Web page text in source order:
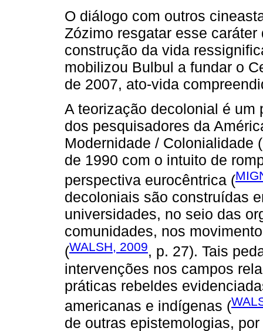
O diálogo com outros
Zózimo resgatar esse
construção da vida
mobilizou Bulbul a fundar o
de 2007, ato-vida
A teorização decolonial é
dos pesquisadores da
Modernidade / Colonialidade
de 1990 com o intuito de
perspectiva eurocêntrica (
decoloniais são construídas
universidades, no seio das
comunidades, nos
(WALSH, 2009, p. 27). Tais
intervenções nos campos
práticas rebeldes
americanas e indígenas (
de outras epistemologias,